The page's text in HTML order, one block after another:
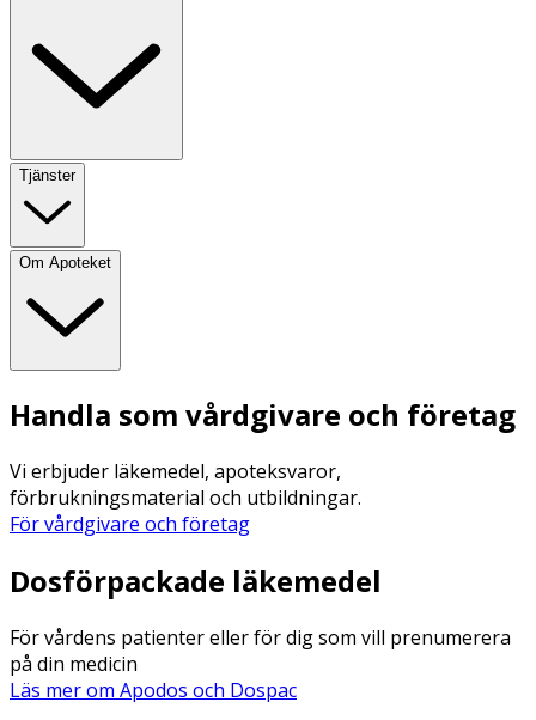
Tjänster
Om Apoteket
Handla som vårdgivare och företag
Vi erbjuder läkemedel, apoteksvaror,
förbrukningsmaterial och utbildningar.
För vårdgivare och företag
Dosförpackade läkemedel
För vårdens patienter eller för dig som vill prenumerera
på din medicin
Läs mer om Apodos och Dospac